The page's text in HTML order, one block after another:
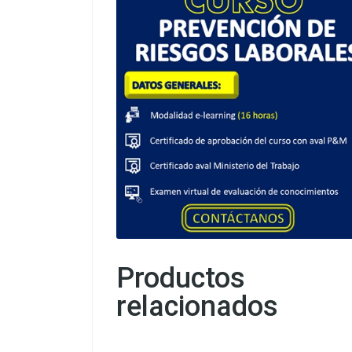
Productos
relacionados